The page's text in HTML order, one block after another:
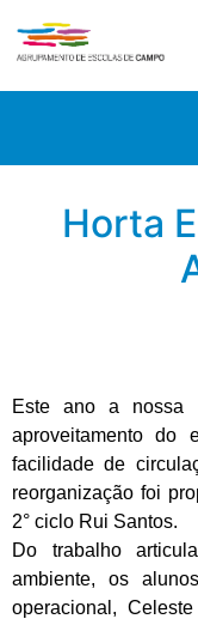
Horta
Este ano a nossa
aproveitamento do
facilidade de
reorganização foi
2° ciclo Rui Santos.
Do trabalho
ambiente, os
operacional,